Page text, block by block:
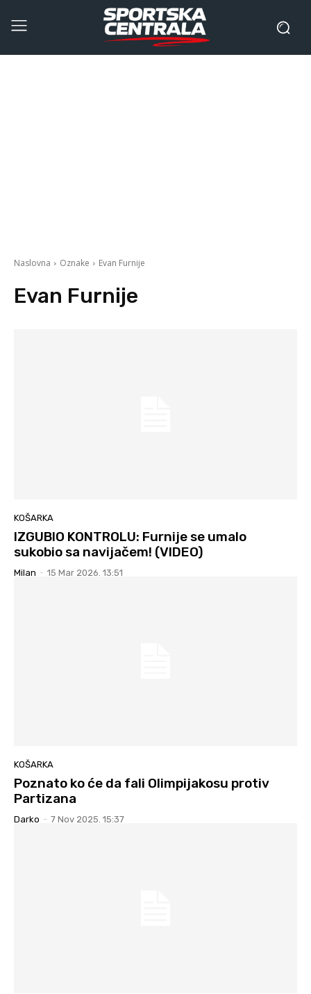
Naslovna Oznake Evan Furnije
Evan Furnije
KOŠARKA
IZGUBIO KONTROLU: Furnije se umalo
sukobio sa navijačem! (VIDEO)
Milan - 15 Mar 2026. 13:51
KOŠARKA
Poznato ko će da fali Olimpijakosu protiv
Partizana
Darko - 7 Nov 2025. 15:37